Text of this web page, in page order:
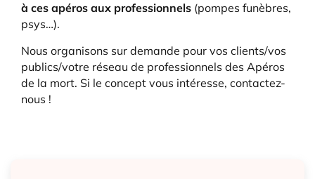
à ces apéros aux professionnels (pompes funèbres,
psys…).
Nous organisons sur demande pour vos clients/vos
publics/votre réseau de professionnels des Apéros
de la mort. Si le concept vous intéresse, contactez-
nous !